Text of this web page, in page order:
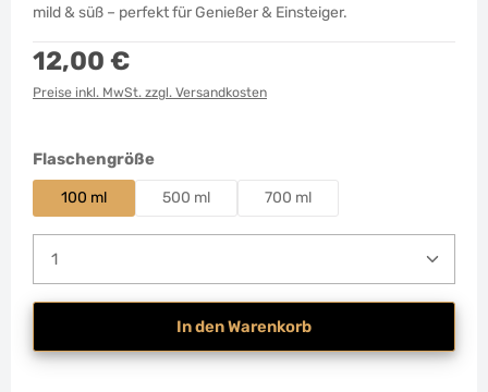
mild & süß – perfekt für Genießer & Einsteiger.
Regulärer Preis:
12,00 €
Preise inkl. MwSt. zzgl. Versandkosten
Flaschengrößeauswählen
100 ml 500 ml 700 ml
Produkt Anzahl: Gib den gewünschten Wert
In den Warenkorb